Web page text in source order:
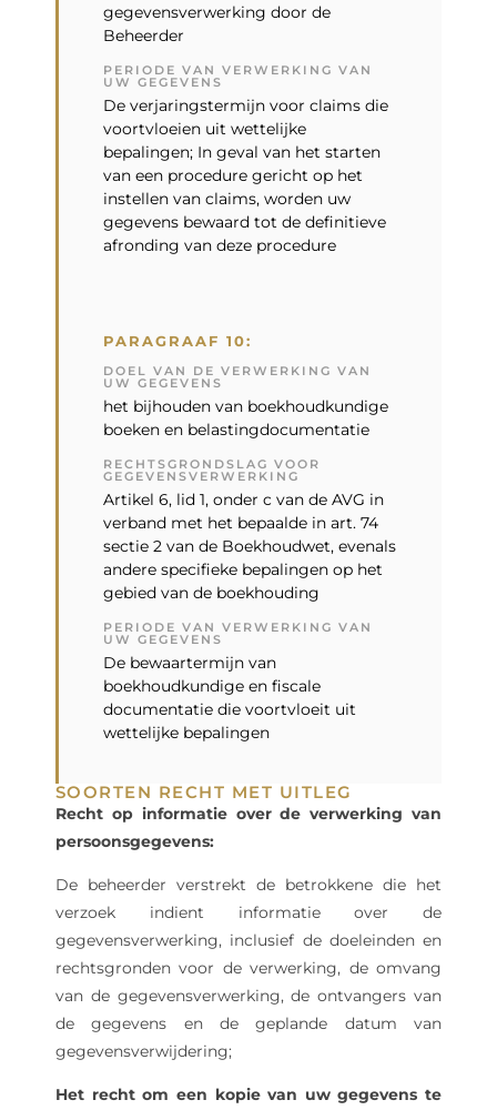
gegevensverwerking door de
Beheerder
PERIODE VAN VERWERKING VAN
UW GEGEVENS
De verjaringstermijn voor claims die
voortvloeien uit wettelijke
bepalingen; In geval van het starten
van een procedure gericht op het
instellen van claims, worden uw
gegevens bewaard tot de definitieve
afronding van deze procedure
PARAGRAAF 10:
DOEL VAN DE VERWERKING VAN
UW GEGEVENS
het bijhouden van boekhoudkundige
boeken en belastingdocumentatie
RECHTSGRONDSLAG VOOR
GEGEVENSVERWERKING
Artikel 6, lid 1, onder c van de AVG in
verband met het bepaalde in art. 74
sectie 2 van de Boekhoudwet, evenals
andere specifieke bepalingen op het
gebied van de boekhouding
PERIODE VAN VERWERKING VAN
UW GEGEVENS
De bewaartermijn van
boekhoudkundige en fiscale
documentatie die voortvloeit uit
wettelijke bepalingen
SOORTEN RECHT MET UITLEG
Recht op informatie over de verwerking van
persoonsgegevens:
De beheerder verstrekt de betrokkene die het
verzoek indient informatie over de
gegevensverwerking, inclusief de doeleinden en
rechtsgronden voor de verwerking, de omvang
van de gegevensverwerking, de ontvangers van
de gegevens en de geplande datum van
gegevensverwijdering;
Het recht om een kopie van uw gegevens te